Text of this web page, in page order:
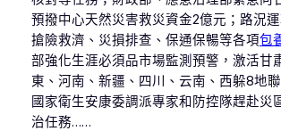
預撥中心天然災害救災資金2億元；路況
搶險救濟、災損排查、保通保暢等各項包
部強化生涯必須品市場監測預警，激活甘
東、河南、新疆、四川、云南、西躲8地
國家衛生安康委調派專家和防控隊趕赴災
治任務……